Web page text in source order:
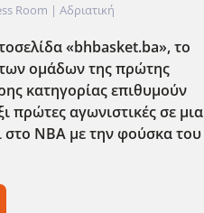
Room | Αδριατική
«bhbasket.ba», το
ομάδων της πρώτης
κατηγορίας επιθυμούν
πρώτες αγωνιστικές σε μια
στο NBA με την φούσκα του